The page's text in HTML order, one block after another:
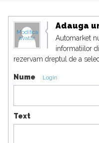
Modifica
avatar
Adauga
Automarket
informatiilor
rezervam dreptul de a
Nume Login
Text